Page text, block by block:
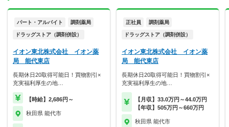
パート・アルバイト 調剤薬局
ドラッグストア（調剤併設）
イオン東北株式会社 イオン薬
局 能代東店
長期休日20取得可能日！買物割引×
充実福利厚生の地…
【時給】2,686円～
秋田県 能代市
正社員 調剤薬局
ドラッグストア（調剤併設）
イオン東北株式会社 イオン薬
局 能代東店
長期休日20取得可能日！買物割引×
充実福利厚生の地…
【月収】33.0万円～44.0万円
【年収】505万円～660万円
秋田県 能代市